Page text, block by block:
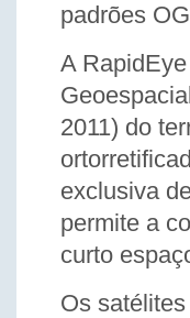
padrões
A
2011) do
exclusiva
permite a
curto
Os